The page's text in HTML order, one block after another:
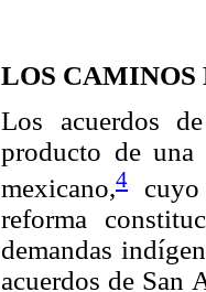
LOS CAMINOS
Los acuerdos
producto de una
mexicano,4
reforma
demandas
acuerdos de San